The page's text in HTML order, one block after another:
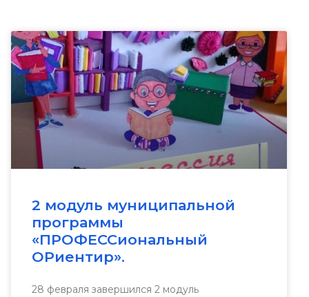
2 модуль муниципальной
программы
«ПРОФЕССиональный
ОРиентир».
28 февраля завершился 2 модуль